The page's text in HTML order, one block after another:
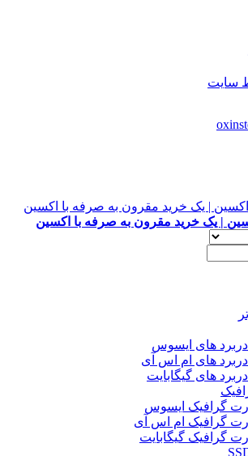
سایت
| یک خرید مقرون به صرفه با اکسین
های ایسوس
های ام اس آی
های گیگابایت
گرافیک ایسوس
گرافیک ام اس آی
گرافیک گیگابایت